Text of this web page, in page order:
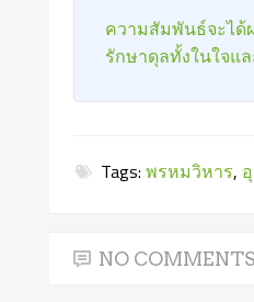
ความสัมพันธ์จะไ
รักษาดุลทั้งในใจแ
Tags:พรหมวิหาร,
NO COMMENTS